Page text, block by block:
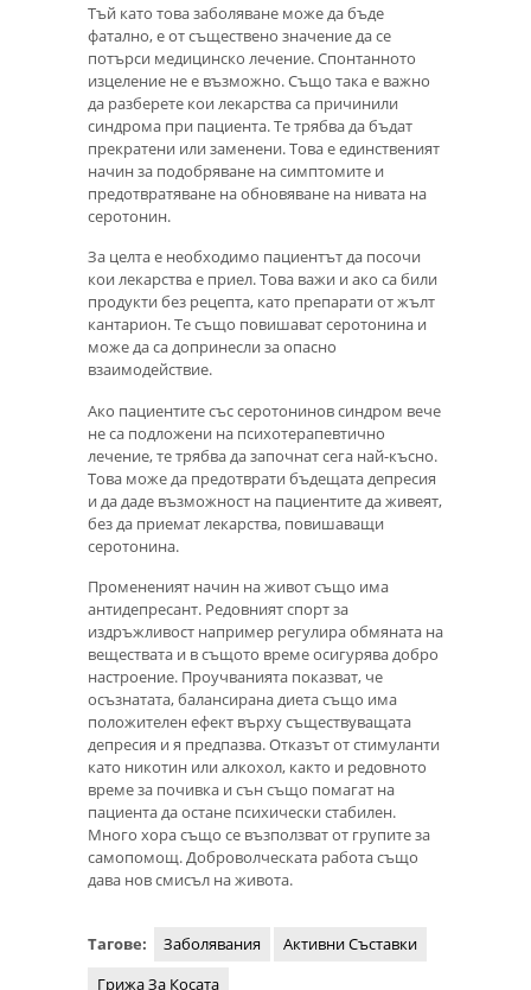
Тъй като това заболяване може да бъде
фатално, е от съществено значение да се
потърси медицинско лечение. Спонтанното
изцеление не е възможно. Също така е важно
да разберете кои лекарства са причинили
синдрома при пациента. Те трябва да бъдат
прекратени или заменени. Това е единственият
начин за подобряване на симптомите и
предотвратяване на обновяване на нивата на
серотонин.
За целта е необходимо пациентът да посочи
кои лекарства е приел. Това важи и ако са били
продукти без рецепта, като препарати от жълт
кантарион. Те също повишават серотонина и
може да са допринесли за опасно
взаимодействие.
Ако пациентите със серотонинов синдром вече
не са подложени на психотерапевтично
лечение, те трябва да започнат сега най-късно.
Това може да предотврати бъдещата депресия
и да даде възможност на пациентите да живеят,
без да приемат лекарства, повишаващи
серотонина.
Промененият начин на живот също има
антидепресант. Редовният спорт за
издръжливост например регулира обмяната на
веществата и в същото време осигурява добро
настроение. Проучванията показват, че
осъзнатата, балансирана диета също има
положителен ефект върху съществуващата
депресия и я предпазва. Отказът от стимуланти
като никотин или алкохол, както и редовното
време за почивка и сън също помагат на
пациента да остане психически стабилен.
Много хора също се възползват от групите за
самопомощ. Доброволческата работа също
дава нов смисъл на живота.
Тагове: Заболявания
Активни Съставки
Грижа За Косата